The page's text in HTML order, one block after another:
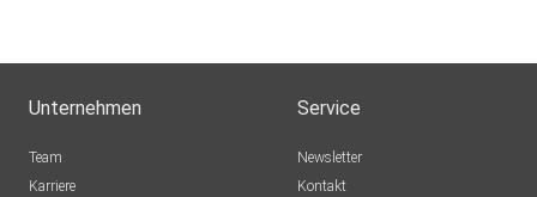
Unternehmen
Team
Karriere
Service
Newsletter
Kontakt